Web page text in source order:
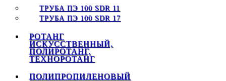
ТРУБА ПЭ 100 SDR 11
ТРУБА ПЭ 100 SDR 17
РОТАНГ
ИСКУССТВЕННЫЙ,
ПОЛИРОТАНГ,
ТЕХНОРОТАНГ
ПОЛИПРОПИЛЕНОВЫЙ